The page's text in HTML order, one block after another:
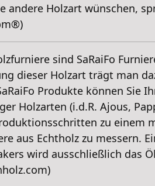
andere Holzart wünschen,
sind SaRaiFo
dieser Holzart trägt man
Produkte können Sie
Holzarten (i.d.R. Ajous,
zu einem
aus Echtholz zu messern.
wird ausschließlich das